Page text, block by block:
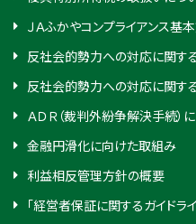
ＪＡふかやコンプライアンス基
反社会的勢力への対応に関す
反社会的勢力への対応に関す
ＡＤＲ（裁判外紛争解決手続）
金融円滑化に向けた取組み
利益相反管理方針の概要
「経営者保証に関するガイドラ